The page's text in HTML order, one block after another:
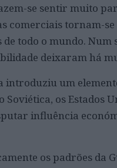
se sentir muito
comerciais tornam-
todo o mundo.
deixaram há
introduziu um
os Estados
influência
os padrões da